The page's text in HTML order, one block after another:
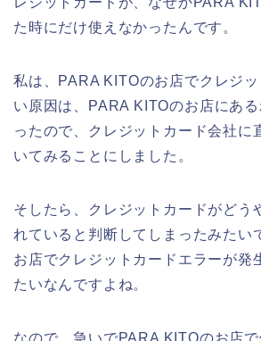
た時にだけ使えなかったんです。
私は、PARA KITOのお店でクレジ
い原因は、PARA KITOのお店にあ
ったので、クレジットカード会社に
いてみることにしました。
そしたら、クレジットカードがどう
れていると判断してしまったみたい
お店でクレジットカードエラーが発
たいなんですよね。
なので、急いでPARA KITOのお店